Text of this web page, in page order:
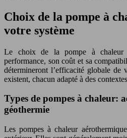
Choix de la pompe à
votre système
Le choix de la pompe à chaleur
performance, son coût et sa
détermineront l’efficacité globale de
existent, chacun adapté à des
Types de pompes à chaleur:
géothermie
Les pompes à chaleur